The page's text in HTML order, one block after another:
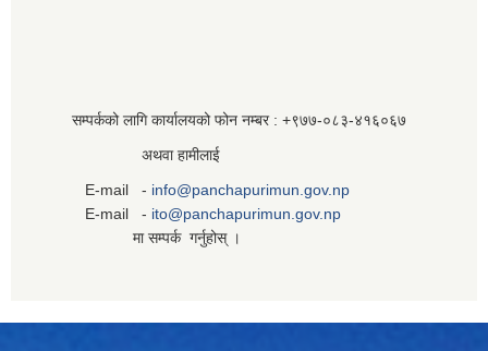
सम्पर्कको लागि कार्यालयको फोन नम्बर : +९७७-०८३‍-४१६०६७
अथवा हामीलाई
E-mail - info@panchapurimun.gov.np
E-mail - ito@panchapurimun.gov.np
मा सम्पर्क गर्नुहोस् ।